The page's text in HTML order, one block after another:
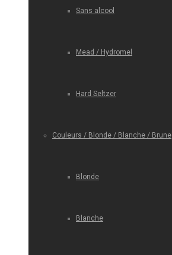
Sans alcool
Mead / Hydromel
Hard Seltzer
Couleurs / Blonde / Blanche / Brune
Blonde
Blanche